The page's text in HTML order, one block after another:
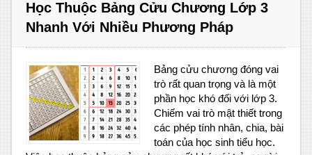
Học Thuộc Bảng Cửu Chương Lớp 3
Nhanh Với Nhiều Phương Pháp
Bảng cửu chương đóng vai
trò rất quan trọng và là một
phần học khó đối với lớp 3.
Chiếm vai trò mật thiết trong
các phép tính nhân, chia, bài
toán của học sinh tiểu học.